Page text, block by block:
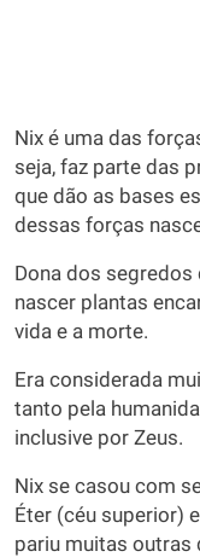
Nix é uma das
seja, faz parte das
que dão as bases
dessas forças
Dona dos segredos
nascer plantas
vida e a morte.
Era considerada
tanto pela
inclusive por Zeus.
Nix se casou com
Éter (céu superior)
pariu muitas outras